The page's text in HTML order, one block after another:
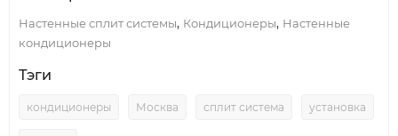
Настенные сплит системы, Кондиционеры, Настенные
кондиционеры
Тэги
кондиционеры Москва сплит система установка